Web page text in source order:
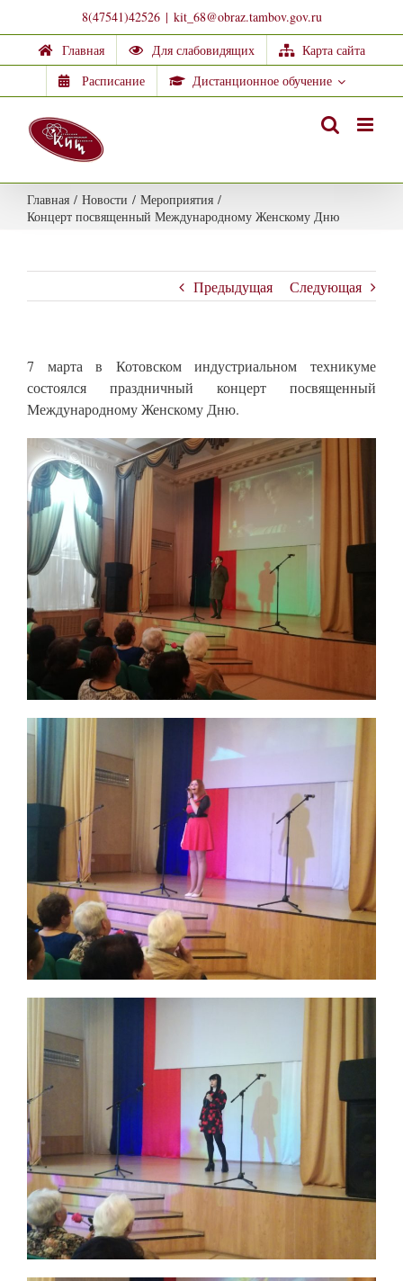
to
content
8(47541)42526 | kit_68@obraz.tambov.gov.ru
Главная
Для слабовидящих
Карта сайта
Расписание
Дистанционное обучение
Главная / Новости / Мероприятия /
Концерт посвященный Международному Женскому Дню
Предыдущая Следующая
7 марта в Котовском индустриальном техникуме
состоялся праздничный концерт посвященный
Международному Женскому Дню.